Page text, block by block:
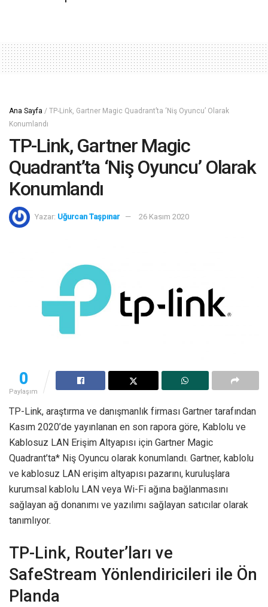
Ana Sayfa / TP-Link, Gartner Magic Quadrant’ta ‘Niş Oyuncu’ Olarak
Konumlandı
TP-Link, Gartner Magic
Quadrant’ta ‘Niş Oyuncu’ Olarak
Konumlandı
Yazar: Uğurcan Taşpınar 26 Kasım 2020
0
Paylaşım
TP-Link, araştırma ve danışmanlık firması Gartner tarafından
Kasım 2020’de yayınlanan en son rapora göre, Kablolu ve
Kablosuz LAN Erişim Altyapısı için Gartner Magic
Quadrant’ta* Niş Oyuncu olarak konumlandı. Gartner, kablolu
ve kablosuz LAN erişim altyapısı pazarını, kuruluşlara
kurumsal kablolu LAN veya Wi-Fi ağına bağlanmasını
sağlayan ağ donanımı ve yazılımı sağlayan satıcılar olarak
tanımlıyor.
TP-Link, Router’ları ve
SafeStream Yönlendiricileri ile Ön
Planda